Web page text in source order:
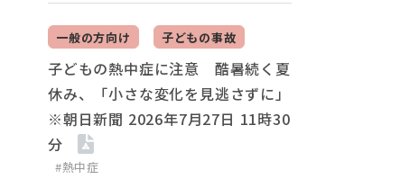
一般の方向け 子どもの事故
#熱中症
子どもの熱中症に注意 酷暑続く夏
休み、「小さな変化を見逃さずに」
※朝日新聞 2026年7月27日 11時30
分